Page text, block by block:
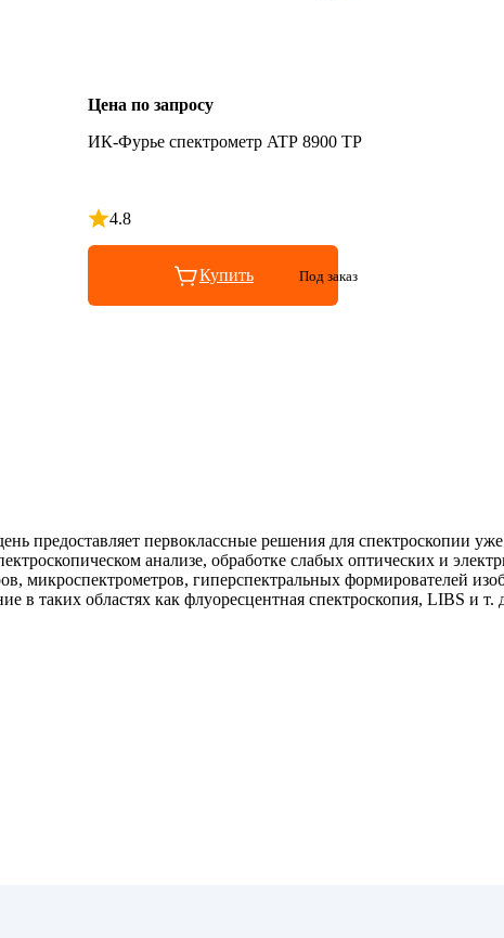
Цена по запросу
ИК-Фурье спектрометр ATP 8900 TP
4.8
Рейтинг 4.8 из 5
Купить Под заказ
предоставляет первоклассные решения для спектроскопии уже
анализе, обработке слабых оптических и
микроспектрометров, гиперспектральных формирователей
таких областях как флуоресцентная спектроскопия, LIBS и